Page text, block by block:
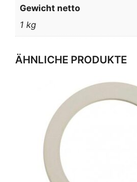
Gewicht netto
1 kg
ÄHNLICHE PRODUKTE